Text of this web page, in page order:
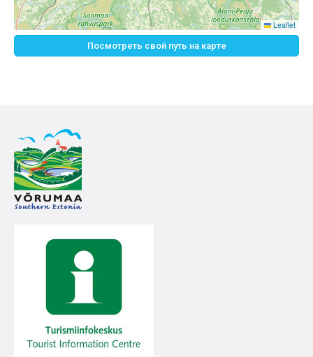
Leaflet
Посмотреть свой путь на карте